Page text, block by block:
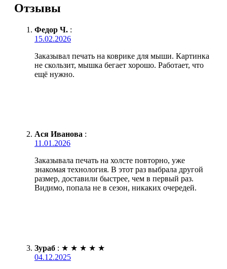
Отзывы
Федор Ч. :
15.02.2026
Заказывал печать на коврике для мыши. Картинка
не скользит, мышка бегает хорошо. Работает, что
ещё нужно.
Ася Иванова :
11.01.2026
Заказывала печать на холсте повторно, уже
знакомая технология. В этот раз выбрала другой
размер, доставили быстрее, чем в первый раз.
Видимо, попала не в сезон, никаких очередей.
Зураб : ★ ★ ★ ★ ★
04.12.2025